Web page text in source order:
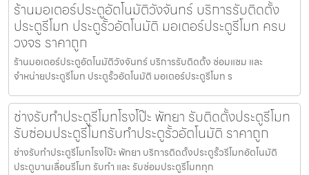
ร้านมอเตอร์ประตูอัตโนมัติวังจันทร์ บริการรับติดตั้ง
ประตูรีโมท ประตูรั้วอัตโนมัติ มอเตอร์ประตูรีโมท ครบ
วงจร ราคาถูก
ร้านมอเตอร์ประตูอัตโนมัติวังจันทร์ บริการรับติดตั้ง ซ่อมแซม และ
จำหน่ายประตูรีโมท ประตูรั้วอัตโนมัติ มอเตอร์ประตูรีโมท ร
ช่างรับทำประตูรีโมทโรงโป๊ะ พัทยา รับติดตั้งประตูรีโมท
รับซ่อมประตูรีโมทรับทำประตูรั้วอัตโนมัติ ราคาถูก
ช่างรับทำประตูรีโมทโรงโป๊ะ พัทยา บริการติดตั้งประตูรั้วรีโมทอัตโนมัติ
ประตูบานเลื่อนรีโมท รับทำ และ รับซ่อมประตูรีโมททุก